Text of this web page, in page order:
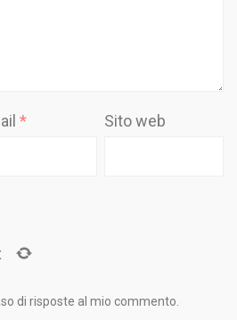
* Sito web
di risposte al mio commento.